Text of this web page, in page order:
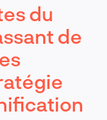
du
de